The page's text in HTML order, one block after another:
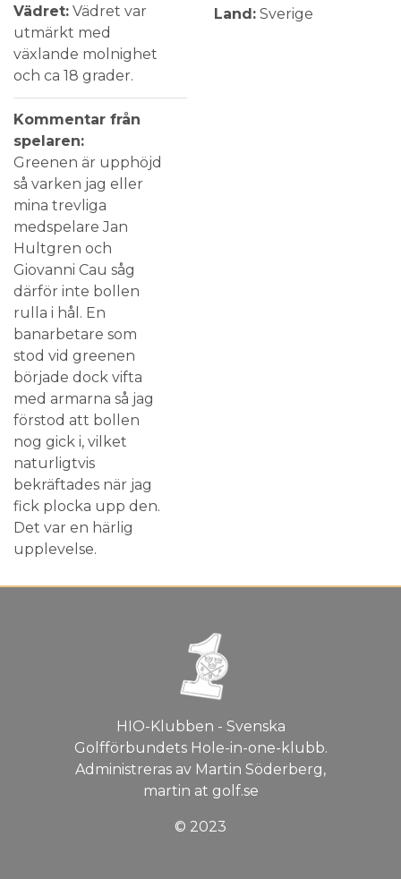
Vädret: Vädret var
utmärkt med
växlande molnighet
och ca 18 grader.
Kommentar från
spelaren:
Greenen är upphöjd
så varken jag eller
mina trevliga
medspelare Jan
Hultgren och
Giovanni Cau såg
därför inte bollen
rulla i hål. En
banarbetare som
stod vid greenen
började dock vifta
med armarna så jag
förstod att bollen
nog gick i, vilket
naturligtvis
bekräftades när jag
fick plocka upp den.
Det var en härlig
upplevelse.
Land: Sverige
HIO-Klubben - Svenska
Golfförbundets Hole-in-one-klubb.
Administreras av Martin Söderberg,
martin at golf.se
© 2023